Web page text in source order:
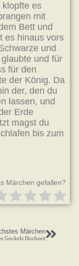
klopfte es
mit
Bett und
es hinaus vors
und
und für
für den
der König. Da
der, den du
lassen, und
Erde
magst du
bis zum
Märchen gefallen?
Märchen
Gockels Hochzeit